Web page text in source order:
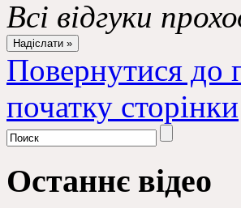
Всі відгуки
Повернутися до
початку сторінки
Останнє відео